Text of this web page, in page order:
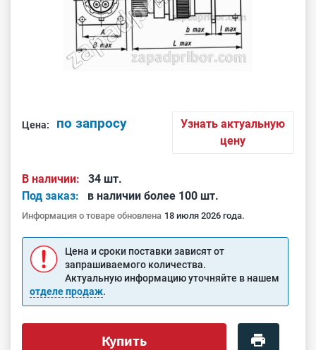
Цена: по запросу
Узнать актуальную
цену
В наличии:
34 шт.
Под заказ:
в наличии более 100 шт.
Информация о товаре обновлена 18 июля 2026 года.
Цена и сроки поставки зависят от
запрашиваемого количества.
Актуальную информацию уточняйте в нашем
отделе продаж.
Купить